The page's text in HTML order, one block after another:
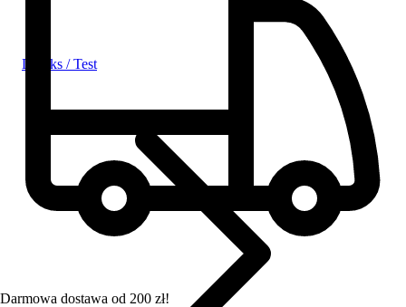
Darmowa dostawa od 200 zł!
Detoks / Test